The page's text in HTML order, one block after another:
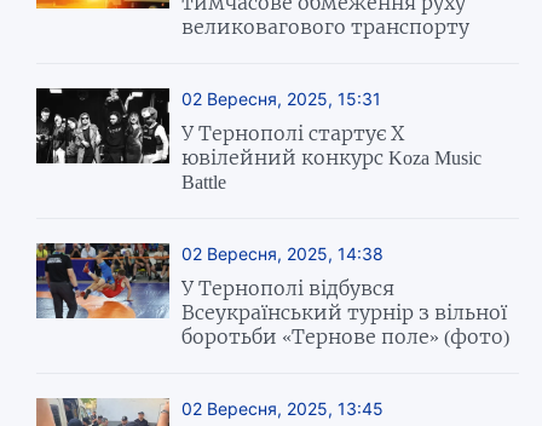
великовагового транспорту
02 Вересня, 2025, 15:31
У Тернополі стартує Х
ювілейний конкурс Koza Music
Battle
02 Вересня, 2025, 14:38
У Тернополі відбувся
Всеукраїнський турнір з вільної
боротьби «Тернове поле» (фото)
02 Вересня, 2025, 13:45